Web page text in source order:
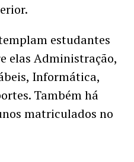
estudantes
elas Administração,
Informática,
Também há
matriculados no